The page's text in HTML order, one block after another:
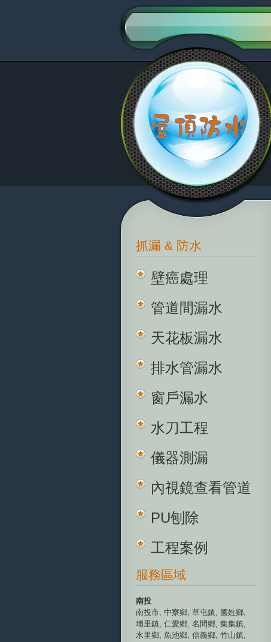
抓漏 & 防水
壁癌處理
管道間漏水
天花板漏水
排水管漏水
窗戶漏水
水刀工程
儀器測漏
內視鏡查看管道
PU刨除
工程案例
服務區域
南投
南投市, 中寮鄉, 草屯鎮, 國姓鄉,
埔里鎮, 仁愛鄉, 名間鄉, 集集鎮,
水里鄉, 魚池鄉, 信義鄉, 竹山鎮,